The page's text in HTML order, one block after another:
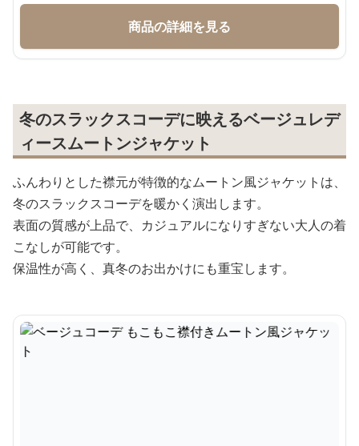
商品の詳細を見る
冬のスラックスコーデに映えるベージュレデ
ィースムートンジャケット
ふんわりとした襟元が特徴的なムートン風ジャケットは、
冬のスラックスコーデを暖かく演出します。
表面の質感が上品で、カジュアルになりすぎない大人の着
こなしが可能です。
保温性が高く、真冬のお出かけにも重宝します。